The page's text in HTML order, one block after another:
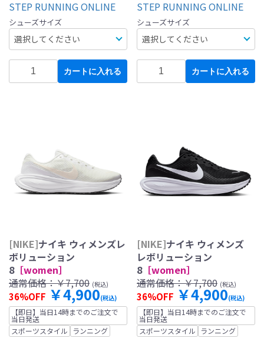
STEP RUNNING ONLINE
シューズサイズ
カートに入れる
STEP RUNNING ONLINE
シューズサイズ
カートに入れる
[NIKE]ナイキ ウィメンズレ
ボリューション
8［women］
通常価格：￥7,700 (税込)
36%OFF ￥4,900(税込)
【即日】当日14時までのご注文で
当日発送
スポーツスタイル
ランニング
[NIKE]ナイキ ウィメンズ
レボリューション
8［women］
通常価格：￥7,700 (税込)
36%OFF ￥4,900(税込)
【即日】当日14時までのご注文で
当日発送
スポーツスタイル
ランニング